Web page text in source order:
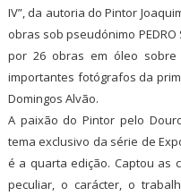
IV”, da autoria do Pintor
obras sob pseudónimo
por 26 obras em óleo sobre
importantes fotógrafos da
Domingos Alvão.
A paixão do Pintor pelo
tema exclusivo da série de
é a quarta edição. Captou as
peculiar, o carácter, o